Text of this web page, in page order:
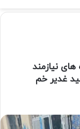
های نیازمند
غدیر خم